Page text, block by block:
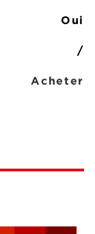
Oui
/
Acheter